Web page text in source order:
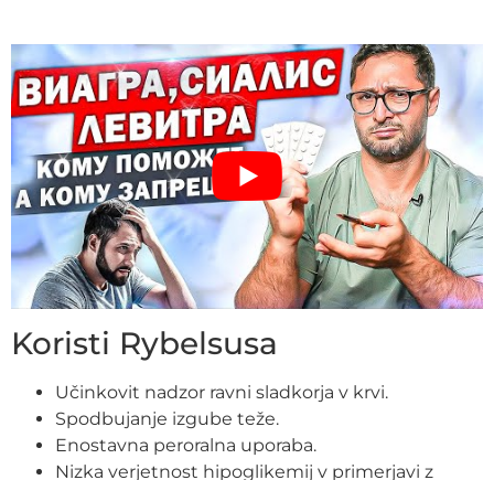
Koristi Rybelsusa
Učinkovit nadzor ravni sladkorja v krvi.
Spodbujanje izgube teže.
Enostavna peroralna uporaba.
Nizka verjetnost hipoglikemij v primerjavi z